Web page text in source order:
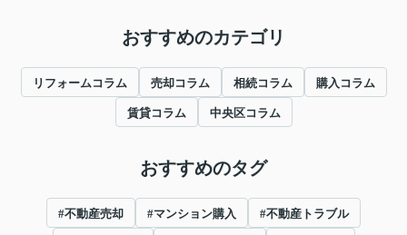
おすすめのカテゴリ
リフォームコラム 売却コラム 相続コラム 購入コラム
賃貸コラム 中央区コラム
おすすめのタグ
#不動産売却 #マンション購入 #不動産トラブル